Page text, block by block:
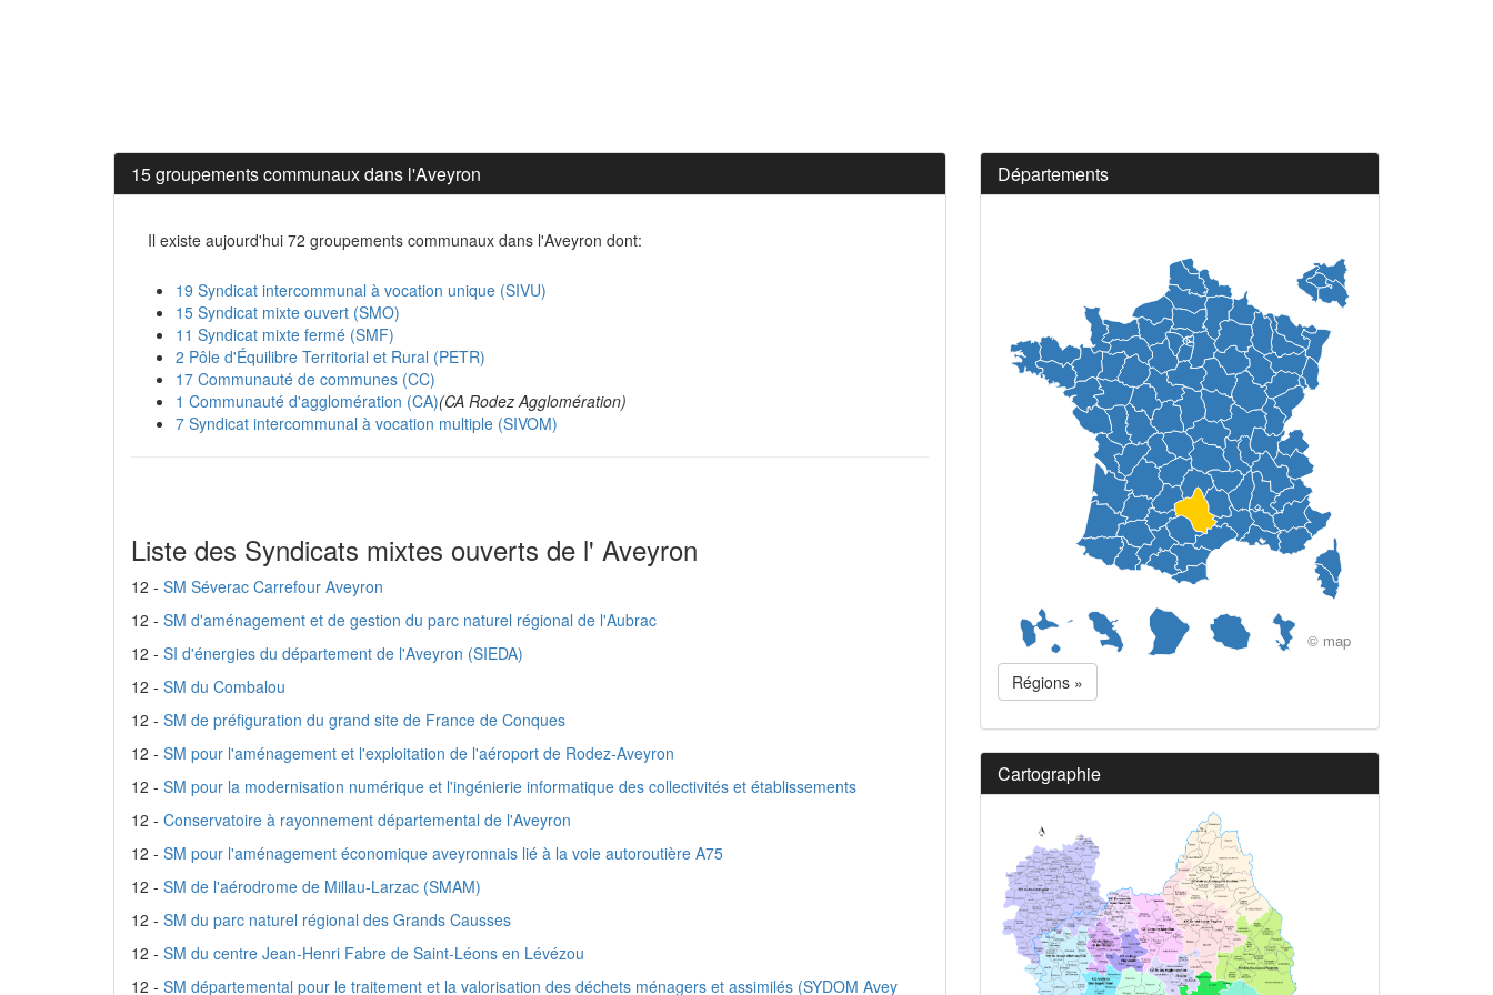
15 groupements communaux dans l'Aveyron
Il existe aujourd'hui 72 groupements communaux dans l'Aveyron dont:
19 Syndicat intercommunal à vocation unique (SIVU)
15 Syndicat mixte ouvert (SMO)
11 Syndicat mixte fermé (SMF)
2 Pôle d'Équilibre Territorial et Rural (PETR)
17 Communauté de communes (CC)
1 Communauté d'agglomération (CA)(CA Rodez Agglomération)
7 Syndicat intercommunal à vocation multiple (SIVOM)
Liste des Syndicats mixtes ouverts de l' Aveyron
12 - SM Séverac Carrefour Aveyron
12 - SM d'aménagement et de gestion du parc naturel régional de l'Aubrac
12 - SI d'énergies du département de l'Aveyron (SIEDA)
12 - SM du Combalou
12 - SM de préfiguration du grand site de France de Conques
12 - SM pour l'aménagement et l'exploitation de l'aéroport de Rodez-Aveyron
12 - SM pour la modernisation numérique et l'ingénierie informatique des collectivités et établissements
12 - Conservatoire à rayonnement départemental de l'Aveyron
12 - SM pour l'aménagement économique aveyronnais lié à la voie autoroutière A75
12 - SM de l'aérodrome de Millau-Larzac (SMAM)
12 - SM du parc naturel régional des Grands Causses
12 - SM du centre Jean-Henri Fabre de Saint-Léons en Lévézou
12 - SM départemental pour le traitement et la valorisation des déchets ménagers et assimilés (SYDOM Avey
Départements
© map
Régions »
Cartographie